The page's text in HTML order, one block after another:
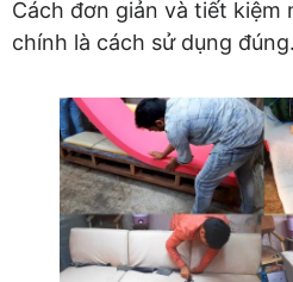
Cách đơn giản và tiết kiệm
chính là cách sử dụng đúng.